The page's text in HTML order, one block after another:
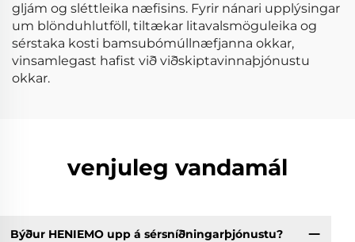
gljám og sléttleika næfisins. Fyrir nánari upplýsingar
um blönduhlutföll, tiltækar litavalsmöguleika og
sérstaka kosti bamsubómúllnæfjanna okkar,
vinsamlegast hafist við viðskiptavinnaþjónustu
okkar.
venjuleg vandamál
Býður HENIEMO upp á sérsníðningarþjónustu?